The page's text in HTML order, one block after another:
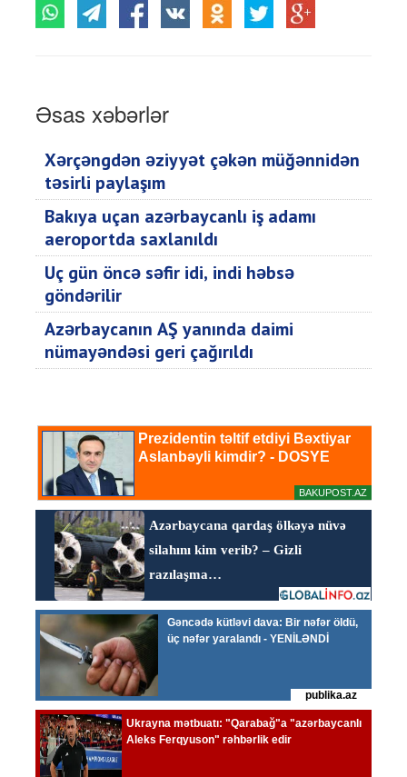
Əsas xəbərlər
Xərçəngdən əziyyət çəkən müğənnidən
təsirli paylaşım
Bakıya uçan azərbaycanlı iş adamı
aeroportda saxlanıldı
Üç gün öncə səfir idi, indi həbsə
göndərilir
Azərbaycanın AŞ yanında daimi
nümayəndəsi geri çağırıldı